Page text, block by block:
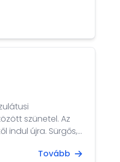
szünetel. Az
Sürgős,
elérhetőségeken
Tovább